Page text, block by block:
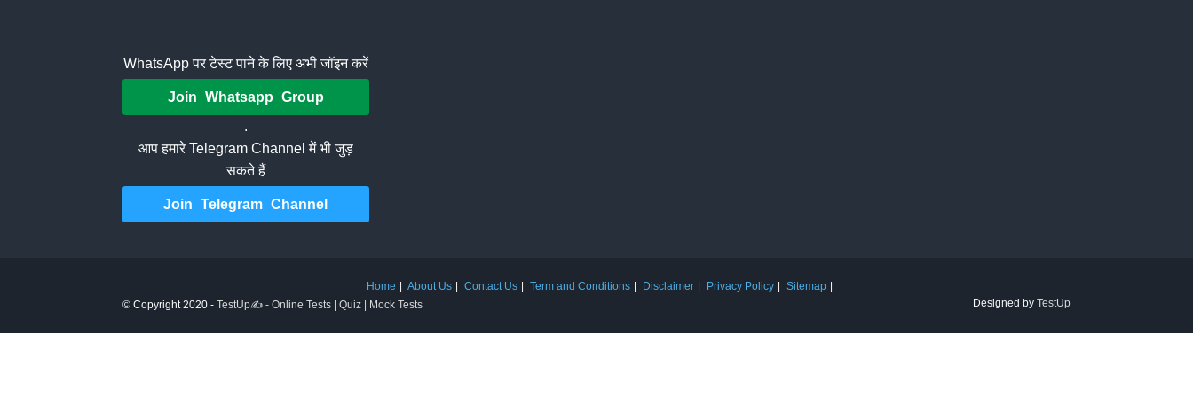
WhatsApp पर टेस्ट पाने के लिए अभी जॉइन करें
Join Whatsapp Group
.
आप हमारे Telegram Channel में भी जुड़
सकते हैं
Join Telegram Channel
Home About Us Contact Us Term and Conditions Disclaimer Privacy Policy
Sitemap
© Copyright 2020 - TestUp✍️ - Online Tests | Quiz | Mock Tests Designed by TestUp